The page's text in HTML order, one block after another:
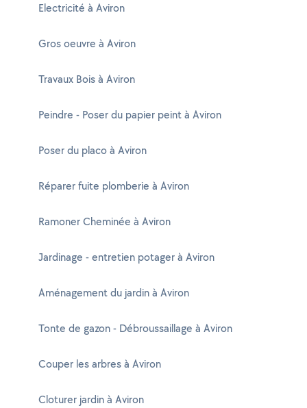
Electricité à Aviron
Gros oeuvre à Aviron
Travaux Bois à Aviron
Peindre - Poser du papier peint à Aviron
Poser du placo à Aviron
Réparer fuite plomberie à Aviron
Ramoner Cheminée à Aviron
Jardinage - entretien potager à Aviron
Aménagement du jardin à Aviron
Tonte de gazon - Débroussaillage à Aviron
Couper les arbres à Aviron
Cloturer jardin à Aviron